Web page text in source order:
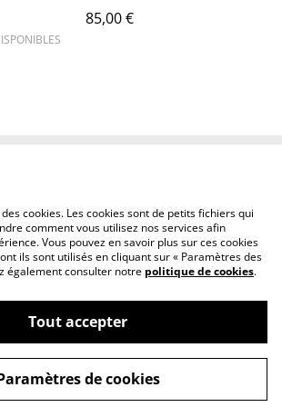
85,00 €
de
Politique de cookies
powered by
cookies. Les cookies sont de petits fichiers qui
comment vous utilisez nos services afin
Vous pouvez en savoir plus sur ces cookies
ils sont utilisés en cliquant sur « Paramètres des
également consulter notre politique de cookies.
Tout accepter
de cookies